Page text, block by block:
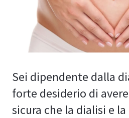
Sei dipendente dalla
forte desiderio di
sicura che la dialisi e